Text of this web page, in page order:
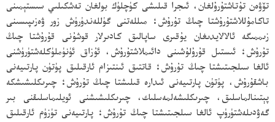
تۆۋەن تۇتاشتۇرۇلغان، ئىجرا قىلىشى كۈچلۈك بولغان تەشكىلىي سىستېمىنى
تاكامۇللاشتۇرۇشتا چىڭ تۇرۇش؛ مىللەتنى گۈللەندۈرۈش زور ۋەزىپىسىنى
زىممىگە ئالالايدىغان يۇقىرى ساپالىق كادىرلار قوشۇنى قۇرۇشتا چىڭ
تۇرۇش؛ ئىستىل قۇرۇلۇشىنى دائىملاشتۇرۇش، ئۇزاق ئۈنۈملۈكلەشتۈرۈشنى
ئالغا سىلجىتىشتا چىڭ تۇرۇش؛ قاتتىق ئىنتىزام ئارقىلىق پۈتۈن پارتىيەنى
باشقۇرۇش، پۈتۈن پارتىيەنى ئىدارە قىلىشتا چىڭ تۇرۇش؛ چىرىكلىشىشكە
پېتىنالماسلىق، چىرىكلىشەلمەسلىك، چىرىكلىشىشنى ئويلىماسلىقنى بىر
گەۋدىلەشتۈرۈپ ئالغا سىلجىتىشتا چىڭ تۇرۇش؛ پارتىيەنى تۈزۈم ئارقىلىق